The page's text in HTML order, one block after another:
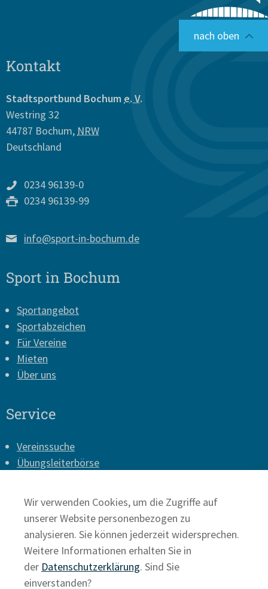
nach oben
Kontakt
Stadtsportbund Bochum e. V.
Westring 32
44787 Bochum, NRW
Deutschland
0234 96139-0
0234 96139-99
info@sport-in-bochum.de
Sport in Bochum
Sportangebot
Sportabzeichen
Für Vereine
Mieten
Über uns
Service
Vereinssuche
Übungsleiterbörse
Presse
Datenschutz
Wir verwenden Cookies, um die Zugriffe auf
unserer Website personenbezogen zu
analysieren. Sie können jederzeit widersprechen.
Weitere Informationen erhalten Sie in
der Datenschutzerklärung. Sind Sie
einverstanden?